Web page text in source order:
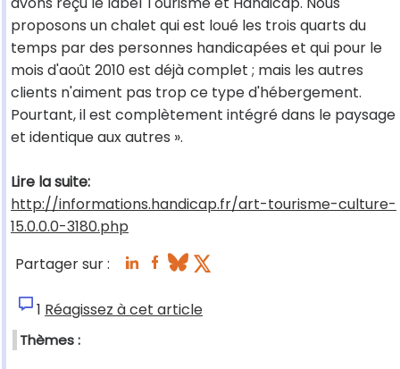
proposons un chalet qui est loué les trois quarts du
temps par des personnes handicapées et qui pour le
mois d'août 2010 est déjà complet ; mais les autres
clients n'aiment pas trop ce type d'hébergement.
Pourtant, il est complètement intégré dans le paysage
et identique aux autres ».
Lire la suite:
http://informations.handicap.fr/art-tourisme-culture-
15.0.0.0-3180.php
Partager sur :
1 Réagissez à cet article
Thèmes :